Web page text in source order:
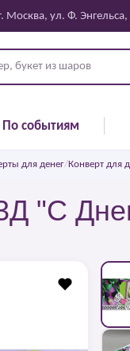
Москва, ул. Ф. Энгельса,
По событиям
для денег/Конверт для
3Д "С